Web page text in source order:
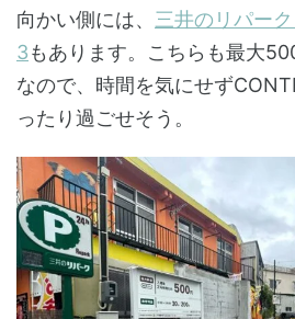
向かい側には、 三井のリパー
3もあります。こちらも最大
なので、時間を気にせず
ったり過ごせそう。